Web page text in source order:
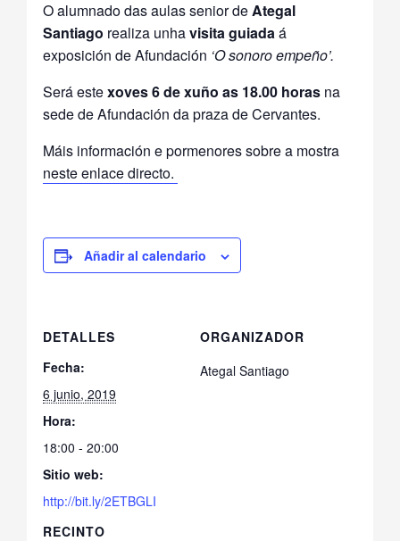
O alumnado das aulas senior deAtegal
Santiago realiza unhavisita guiadaá
exposición de Afundación ‘O sonoro empeño’.
Será estexoves 6 de xuño as 18.00 horas na
sede de Afundación da praza de Cervantes.
Máis información e pormenores sobre a mostra
neste enlace directo.
Añadir al calendario
DETALLES
Fecha:
6 junio, 2019
Hora:
18:00 - 20:00
Sitio web:
http://bit.ly/2ETBGLI
RECINTO
ORGANIZADOR
Ategal Santiago